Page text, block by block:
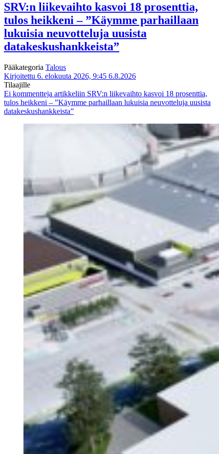
SRV:n liikevaihto kasvoi 18 prosenttia,
tulos heikkeni – ”Käymme parhaillaan
lukuisia neuvotteluja uusista
datakeskushankkeista”
Pääkategoria Talous
Kirjoitettu 6. elokuuta 2026, 9:45 6.8.2026
Tilaajille
Ei kommentteja artikkeliin SRV:n liikevaihto kasvoi 18 prosenttia,
tulos heikkeni – ”Käymme parhaillaan lukuisia neuvotteluja uusista
datakeskushankkeista”